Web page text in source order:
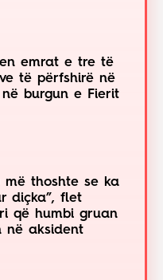
emrat e tre të
të përfshirë në
burgun e Fierit
më thoshte se ka
diçka”, flet
që humbi gruan
në aksident